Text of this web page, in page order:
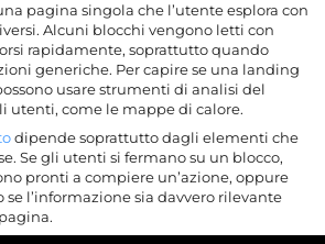
pagina singola che l’utente esplora con
Alcuni blocchi vengono letti con
rapidamente, soprattutto quando
generiche. Per capire se una landing
usare strumenti di analisi del
utenti, come le mappe di calore.
dipende soprattutto dagli elementi che
Se gli utenti si fermano su un blocco,
pronti a compiere un’azione, oppure
l’informazione sia davvero rilevante